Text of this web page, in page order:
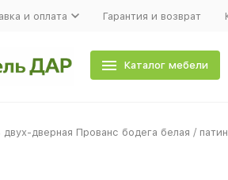
и оплата Гарантия и возврат
Каталог мебели
двух-дверная Прованс бодега белая /